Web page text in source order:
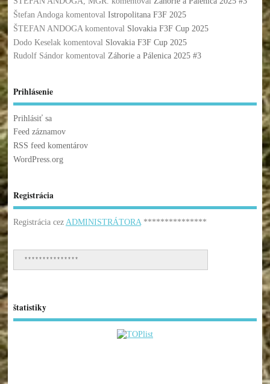
Štefan Andogakomentoval Istropolitana F3F 2025
ŠTEFAN ANDOGAkomentoval Slovakia F3F Cup 2025
Dodo Keselakkomentoval Slovakia F3F Cup 2025
Rudolf Sándorkomentoval Záhorie a Pálenica 2025 #3
Prihlásenie
Prihlásiť sa
Feed záznamov
RSS feed komentárov
WordPress.org
Registrácia
Registrácia cez ADMINISTRÁTORA***************
***************
štatistiky